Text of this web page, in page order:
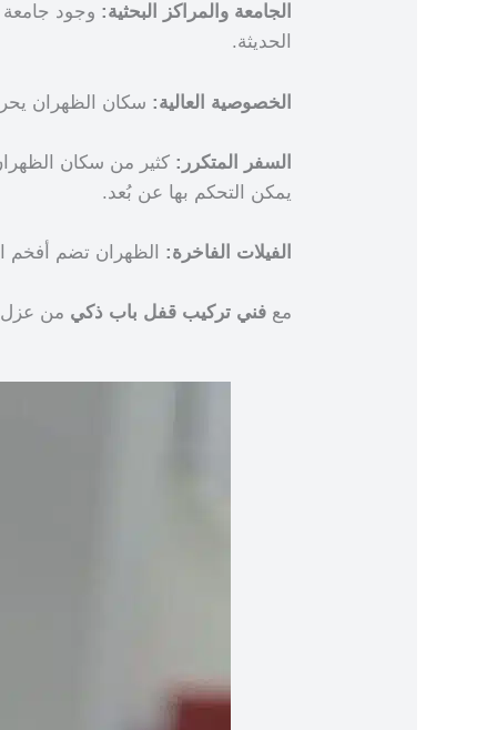
الجامعة والمراكز البحثية: وجود جامعة
الحديثة.
الخصوصية العالية: سكان الظهران
السفر المتكرر: كثير من سكان
يمكن التحكم بها عن بُعد.
الفيلات الفاخرة: الظهران تضم أفخم
معفني تركيب قفل باب ذكي من عزل